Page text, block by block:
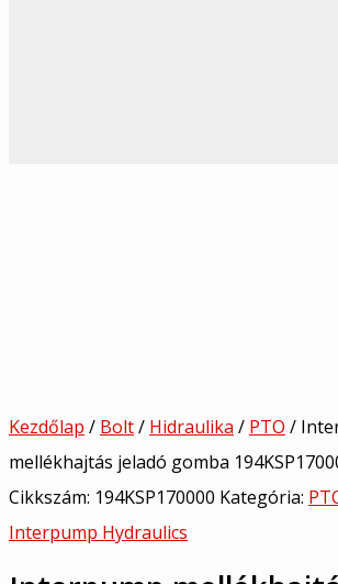
Kezdőlap / Bolt/ Hidraulika / PTO /
mellékhajtás jeladó gomba
Cikkszám: 194KSP170000 Kategória:
Interpump Hydraulics